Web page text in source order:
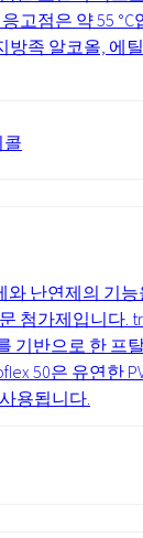
고점은 약 55 °C
방족 알코올, 에
와 난연제의 기능
첨가제입니다.
기반으로 한 프
50은 유연한
용됩니다.